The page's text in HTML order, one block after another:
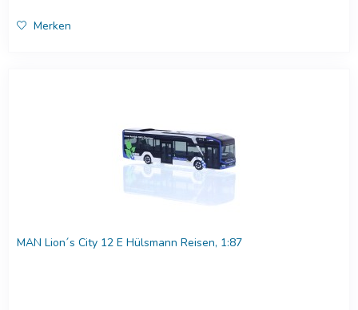
Merken
MAN Lion´s City 12 E Hülsmann Reisen, 1:87